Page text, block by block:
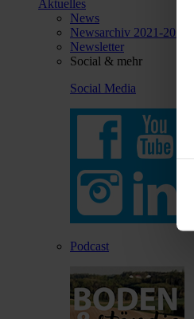
Aktuelles
News
Newsarchiv 2021-2023
Newsletter
Social & mehr
Social Media
Podcast